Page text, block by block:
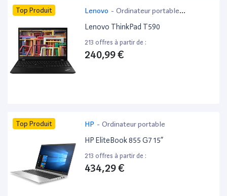
Top Produit Lenovo - Ordinateur portable
bureautique
Lenovo ThinkPad T590
213 offres à partir de :
240,99 €
Top Produit HP - Ordinateur portable
HP EliteBook 855 G7 15”
213 offres à partir de :
434,29 €